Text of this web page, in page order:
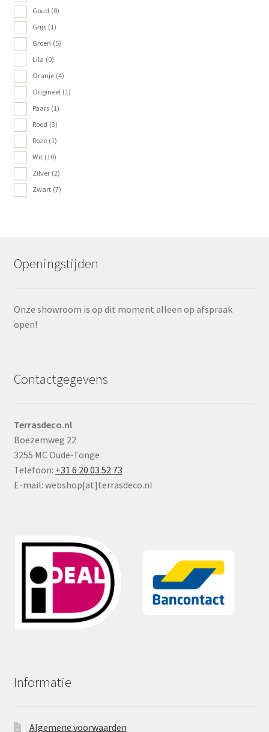
Goud (8)
Grijs (1)
Groen (5)
Lila (0)
Oranje (4)
Origineel (1)
Paars (1)
Rood (3)
Roze (1)
Wit (10)
Zilver (2)
Zwart (7)
Openingstijden
Onze showroom is op dit moment alleen op afspraak
open!
Contactgegevens
Terrasdeco.nl
Boezemweg 22
3255 MC Oude-Tonge
Telefoon: +31 6 20 03 52 73
E-mail: webshop[at]terrasdeco.nl
Informatie
Algemene voorwaarden